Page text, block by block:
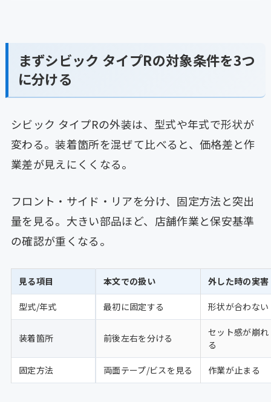
まずシビック タイプRの対象条件を3つ
に分ける
シビック タイプRの外装は、型式や年式で形状が
変わる。装着箇所を混ぜて比べると、価格差と作
業差が見えにくくなる。
フロント・サイド・リアを分け、固定方法と突出
量を見る。大きい部品ほど、店舗作業と保安基準
の確認が重くなる。
見る項目 本文での扱い 外した時の実害
型式/年式 最初に固定する 形状が合わない
装着箇所 前後左右を分ける
セット感が崩れ
る
固定方法 両面テープ/ビスを見る 作業が止まる